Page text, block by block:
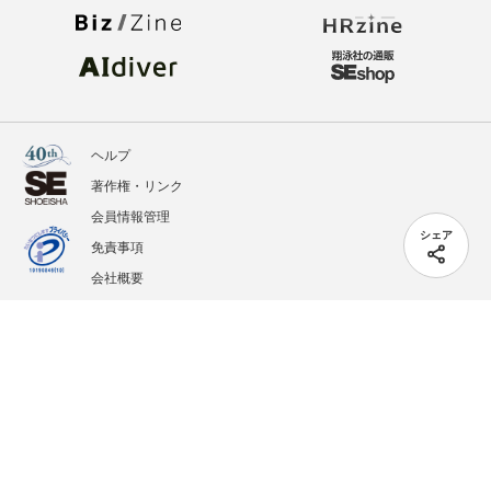
シェア
ヘルプ
著作権・リンク
会員情報管理
免責事項
会社概要